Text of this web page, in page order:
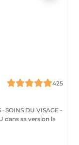
425
SOINS DU VISAGE -